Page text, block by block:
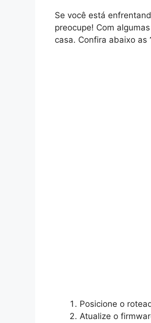
Se você está
preocupe! Com
casa. Confira abaixo as
Posicione o
Atualize o